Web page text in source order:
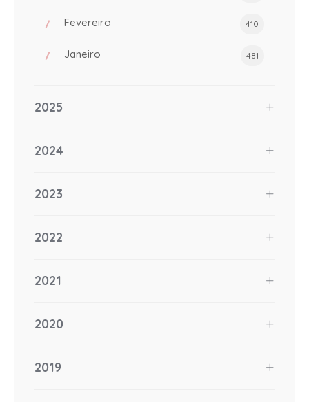
Fevereiro 410
Janeiro 481
2025
2024
2023
2022
2021
2020
2019